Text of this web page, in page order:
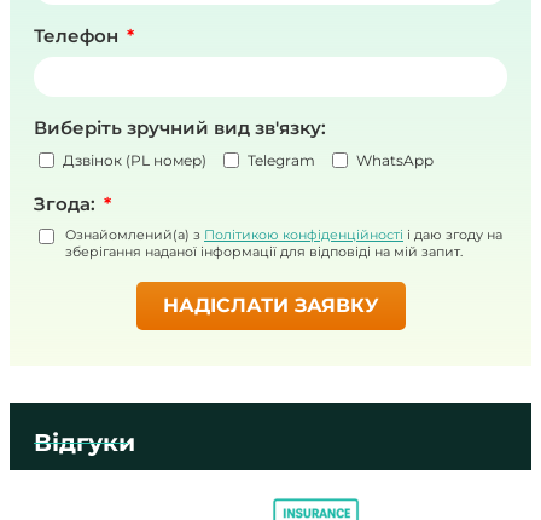
Телефон
Виберіть зручний вид зв'язку:
Дзвінок (PL номер) Telegram WhatsApp
Згода:
Ознайомлений(а) з Політикою конфіденційності і даю згоду на
зберігання наданої інформації для відповіді на мій запит.
НАДІСЛАТИ ЗАЯВКУ
Відгуки